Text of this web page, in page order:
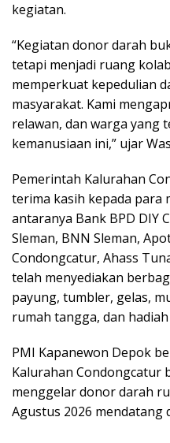
kegiatan.
“Kegiatan donor darah
tetapi menjadi ruang
memperkuat kepedulian
masyarakat. Kami
relawan, dan warga yang
kemanusiaan ini,” ujar
Pemerintah Kalurahan
terima kasih kepada para
antaranya Bank BPD DIY
Sleman, BNN Sleman,
Condongcatur, Ahass
telah menyediakan
payung, tumbler, gelas,
rumah tangga, dan
PMI Kapanewon Depok
Kalurahan Condongcatur
menggelar donor darah
Agustus 2026 mendatang